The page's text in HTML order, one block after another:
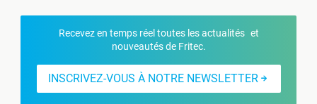
Recevez en temps réel toutes les actualités et
nouveautés de Fritec.
INSCRIVEZ-VOUS À NOTRE NEWSLETTER